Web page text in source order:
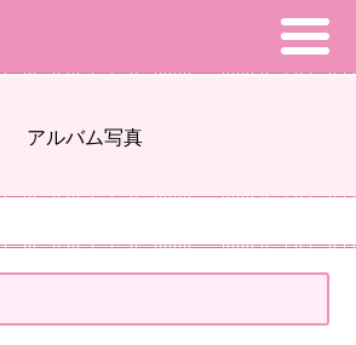
アルバム写真